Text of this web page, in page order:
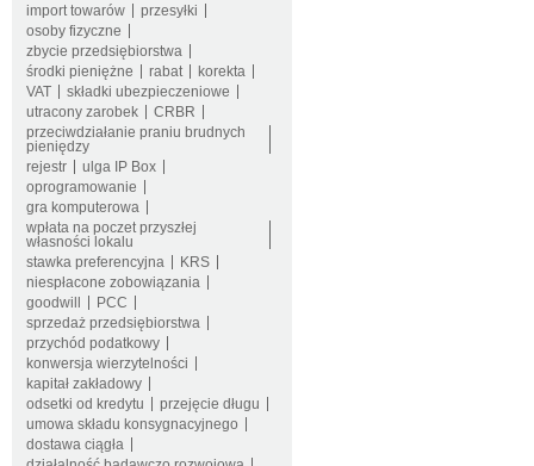
import towarów
przesyłki
osoby fizyczne
zbycie przedsiębiorstwa
środki pieniężne
rabat
korekta
VAT
składki ubezpieczeniowe
utracony zarobek
CRBR
przeciwdziałanie praniu brudnych
pieniędzy
rejestr
ulga IP Box
oprogramowanie
gra komputerowa
wpłata na poczet przyszłej
własności lokalu
stawka preferencyjna
KRS
niespłacone zobowiązania
goodwill
PCC
sprzedaż przedsiębiorstwa
przychód podatkowy
konwersja wierzytelności
kapitał zakładowy
odsetki od kredytu
przejęcie długu
umowa składu konsygnacyjnego
dostawa ciągła